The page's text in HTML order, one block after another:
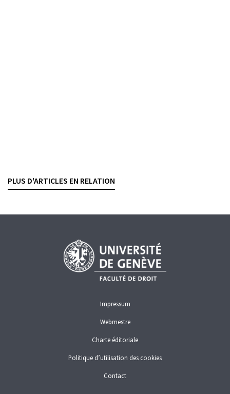
PLUS D'ARTICLES EN RELATION
Impressum
Webmestre
Charte éditoriale
Politique d’utilisation des cookies
Contact